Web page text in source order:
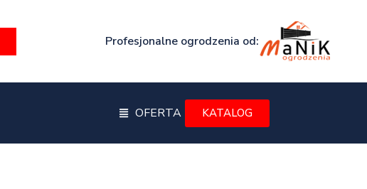
Profesjonalne ogrodzenia od:
OFERTA KATALOG